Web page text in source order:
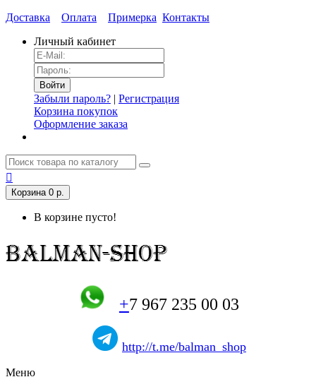
Доставка Оплата Примерка Контакты
Личный кабинет
Забыли пароль? | Регистрация
Корзина покупок
Оформление заказа
Корзина 0 р.
В корзине пусто!
+7 967 235 00 03
http://t.me/balman_shop
Меню